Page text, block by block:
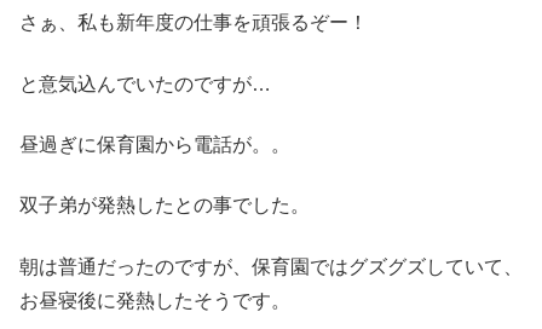
さぁ、私も新年度の仕事を頑張るぞー！
と意気込んでいたのですが…
昼過ぎに保育園から電話が。。
双子弟が発熱したとの事でした。
朝は普通だったのですが、保育園ではグズグズしていて、
お昼寝後に発熱したそうです。